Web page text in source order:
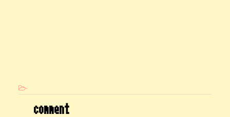
-
comment